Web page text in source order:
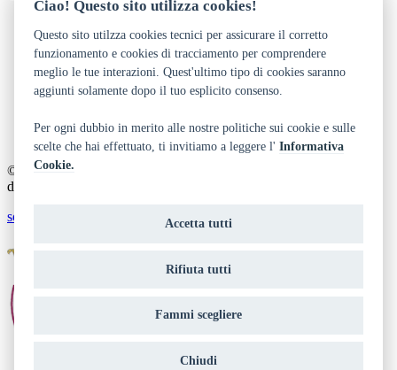
0461 706824 - 496123
parco.levico@provincia.tn.it
http://www.naturambiente.provincia.tn.it
Dichiarazione di accessibilità
Note legali e crediti
Art Bonus
© 2014 - 2026 TrentinoCultura - Ideazione e coordinamento a cura
del Dipartimento Cultura, Turismo, Promozione e Sport
scrivi alla redazione
Ciao! Questo sito utilizza cookies!
Questo sito utilzza cookies tecnici per assicurare il corretto
funzionamento e cookies di tracciamento per comprendere
meglio le tue interazioni. Quest'ultimo tipo di cookies saranno
aggiunti solamente dopo il tuo esplicito consenso.
Per ogni dubbio in merito alle nostre politiche sui cookie e sulle
scelte che hai effettuato, ti invitiamo a leggere l'Informativa
Cookie.
Accetta tutti
Rifiuta tutti
Fammi scegliere
Chiudi